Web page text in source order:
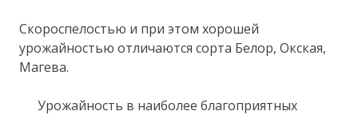
Скороспелостью и при этом хорошей
урожайностью отличаются сорта Белор, Окская,
Магева.
Урожайность в наиболее благоприятных